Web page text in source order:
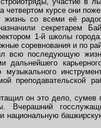
четвертом курсе они
со всеми её
секретарем
1-й школы
соревнования и по
всю последующую
дальнейшего
музыкального
преподавательской
он это дело, сумев
Вчерашний
национальную